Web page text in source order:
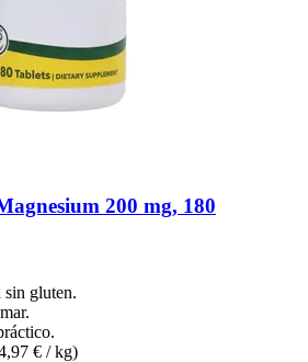
200 mg, 180
gluten.
€ / kg)